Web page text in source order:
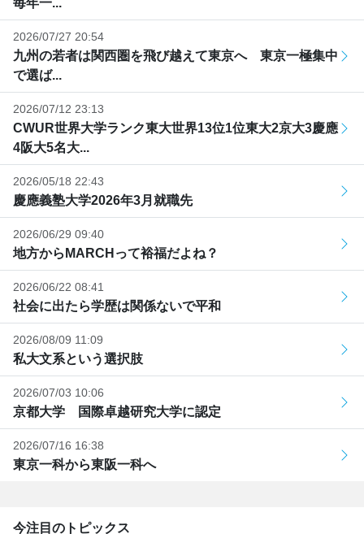
2026/07/27 20:54
九州の若者は関西圏を飛び越えて東京へ 東京一極集中
で選ば...
2026/07/12 23:13
CWUR世界大学ランク東大世界13位1位東大2京大3慶應
4阪大5名大...
2026/05/18 22:43
慶應義塾大学2026年3月就職先
2026/06/29 09:40
地方からMARCHって裕福だよね？
2026/06/22 08:41
社会に出たら学歴は関係ないで平和
2026/08/09 11:09
私大文系という選択肢
2026/07/03 10:06
京都大学 国際卓越研究大学に認定
2026/07/16 16:38
東京一科から東阪一科へ
今注目のトピックス